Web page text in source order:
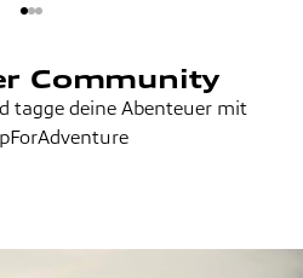
Community
tagge deine Abenteuer mit